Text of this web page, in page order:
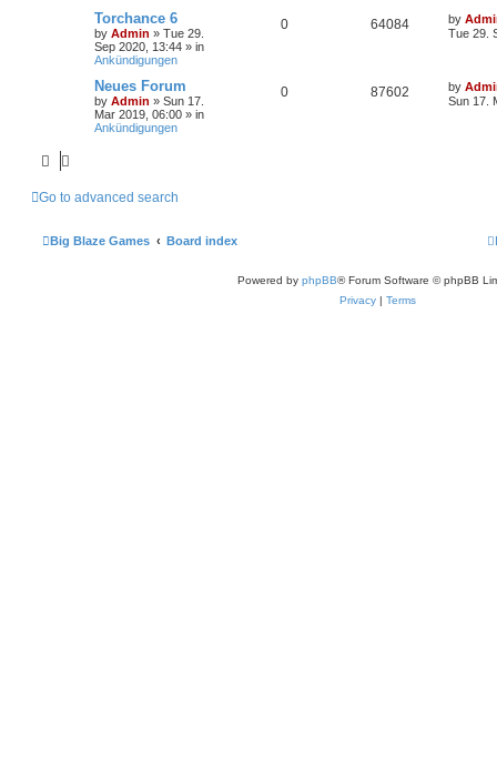
Torchance 6
by Admin » Tue 29.
Sep 2020, 13:44 » in
Ankündigungen
0 64084 by
Tue 29.
Neues Forum
by Admin » Sun 17.
Mar 2019, 06:00 » in
Ankündigungen
0 87602 by
Sun 17.
Go to advanced search
Big Blaze Games Board index
Powered by phpBB® Forum Software © phpBB
Privacy | Terms